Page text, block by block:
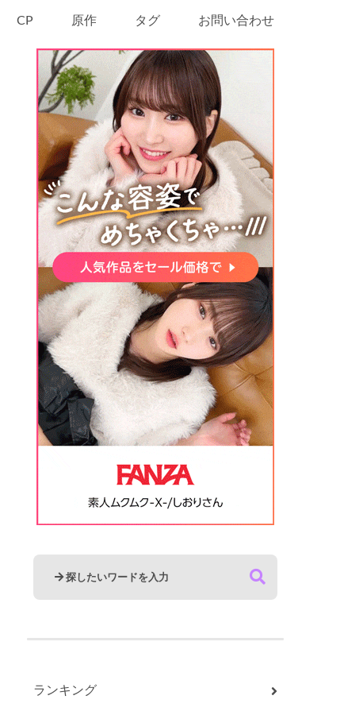
CP 原作 タグ お問い合わせ
ランキング